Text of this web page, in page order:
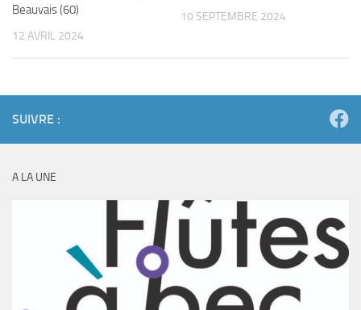
Beauvais (60)
12 AVRIL 2024
10 SEPTEMBRE 2024
SUIVRE :
A LA UNE